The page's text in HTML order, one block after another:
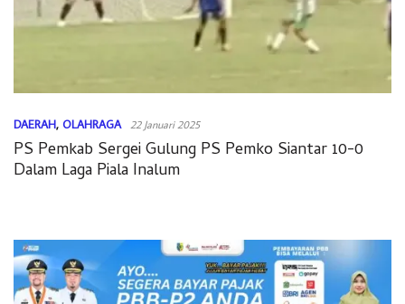
DAERAH, OLAHRAGA 22 Januari 2025
PS Pemkab Sergei Gulung PS Pemko Siantar 10-0
Dalam Laga Piala Inalum